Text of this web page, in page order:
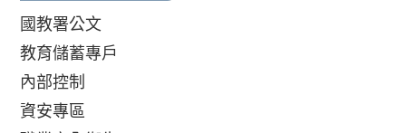
國教署公文
教育儲蓄專戶
內部控制
資安專區